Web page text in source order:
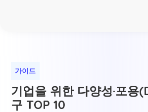
가이드
기업을 위한 다양성·포용
구 TOP 10